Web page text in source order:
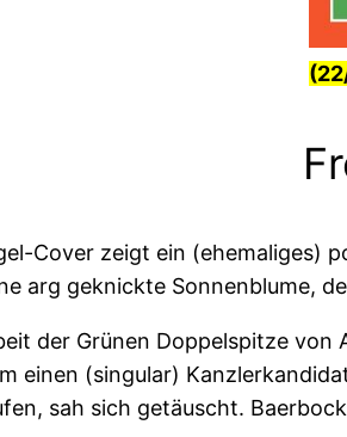
Cover zeigt ein (ehemaliges)
arg geknickte Sonnenblume,
der Grünen Doppelspitze
einen (singular)
sah sich getäuscht.